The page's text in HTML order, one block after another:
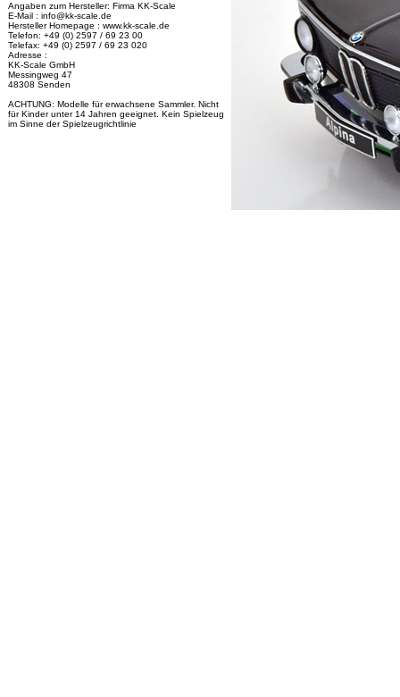
Angaben zum Hersteller: Firma KK-Scale
E-Mail : info@kk-scale.de
Hersteller Homepage : www.kk-scale.de
Telefon: +49 (0) 2597 / 69 23 00
Telefax: +49 (0) 2597 / 69 23 020
Adresse :
KK-Scale GmbH
Messingweg 47
48308 Senden
ACHTUNG: Modelle für erwachsene Sammler. Nicht
für Kinder unter 14 Jahren geeignet. Kein Spielzeug
im Sinne der Spielzeugrichtlinie